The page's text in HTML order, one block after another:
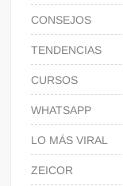
CONSEJOS
TENDENCIAS
CURSOS
WHATSAPP
LO MÁS VIRAL
ZEICOR